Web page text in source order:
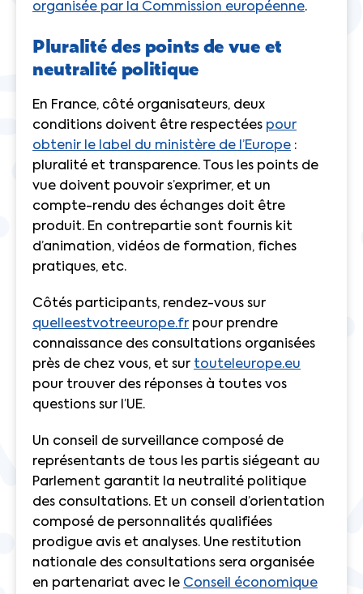
organisée par la Commission européenne.
Pluralité des points de vue et
neutralité politique
En France, côté organisateurs, deux
conditions doivent être respectées pour
obtenir le label du ministère de l’Europe :
pluralité et transparence. Tous les points de
vue doivent pouvoir s’exprimer, et un
compte-rendu des échanges doit être
produit. En contrepartie sont fournis kit
d’animation, vidéos de formation, fiches
pratiques, etc.
Côtés participants, rendez-vous sur
quelleestvotreeurope.fr pour prendre
connaissance des consultations organisées
près de chez vous, et sur touteleurope.eu
pour trouver des réponses à toutes vos
questions sur l’UE.
Un conseil de surveillance composé de
représentants de tous les partis siégeant au
Parlement garantit la neutralité politique
des consultations. Et un conseil d’orientation
composé de personnalités qualifiées
prodigue avis et analyses. Une restitution
nationale des consultations sera organisée
en partenariat avec le Conseil économique